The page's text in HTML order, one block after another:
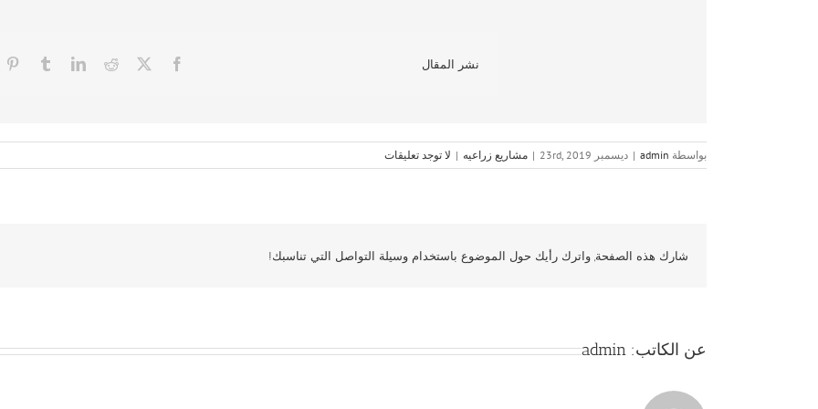
نشر المقال
بواسطة admin
| ديسمبر 23rd, 2019 | مشاريع زراعيه | لا توجد تعليقات
شارك هذه الصفحة, واترك رأيك حول الموضوع باستخدام وسيلة التواصل التي تناسبك!
عن الكاتب: admin